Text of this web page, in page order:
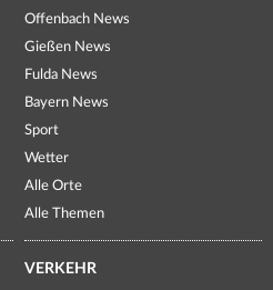
Offenbach News
Gießen News
Fulda News
Bayern News
Sport
Wetter
Alle Orte
Alle Themen
VERKEHR